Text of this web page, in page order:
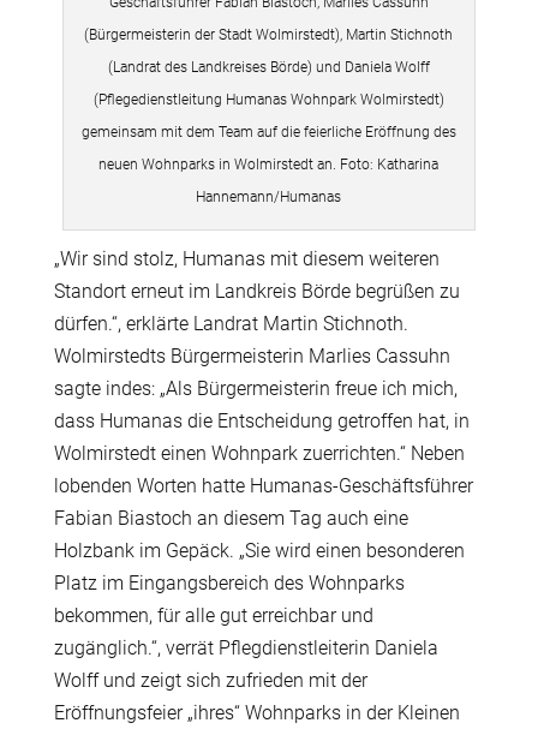
(Bürgermeisterin der Stadt Wolmirstedt), Martin Stichnoth
(Landrat des Landkreises Börde) und Daniela Wolff
(Pflegedienstleitung Humanas Wohnpark Wolmirstedt)
gemeinsam mit dem Team auf die feierliche Eröffnung des
neuen Wohnparks in Wolmirstedt an. Foto: Katharina
Hannemann/Humanas
„Wir sind stolz, Humanas mit diesem weiteren
Standort erneut im Landkreis Börde begrüßen zu
dürfen.“, erklärte Landrat Martin Stichnoth.
Wolmirstedts Bürgermeisterin Marlies Cassuhn
sagte indes: „Als Bürgermeisterin freue ich mich,
dass Humanas die Entscheidung getroffen hat, in
Wolmirstedt einen Wohnpark zuerrichten.“ Neben
lobenden Worten hatte Humanas-Geschäftsführer
Fabian Biastoch an diesem Tag auch eine
Holzbank im Gepäck. „Sie wird einen besonderen
Platz im Eingangsbereich des Wohnparks
bekommen, für alle gut erreichbar und
zugänglich.“, verrät Pflegdienstleiterin Daniela
Wolff und zeigt sich zufrieden mit der
Eröffnungsfeier „ihres“ Wohnparks in der Kleinen